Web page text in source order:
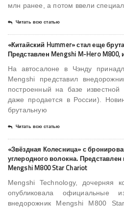
млн ранее, а потом ввели
Читать всю статью
«Китайский Hummer» стал еще
Представлен Mengshi M-Hero M800,
На автосалоне в Чэнду
Mengshi представил
построенный на базе
даже продается в России).
брутальную
Читать всю статью
«Звёздная Колесница» с
углеродного волокна.
Mengshi M800 Star Chariot
Mengshi Technology, дочерняя
опубликовала официальные
внедорожник Mengshi M800